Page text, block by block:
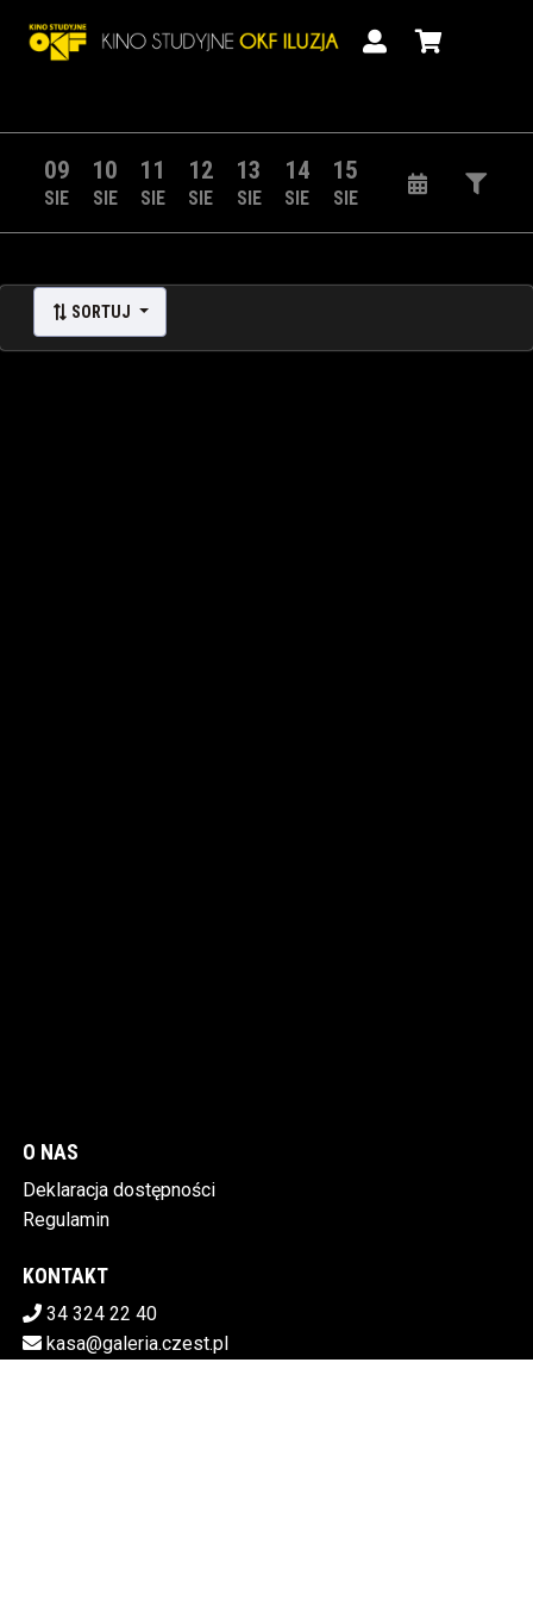
09
SIE
10
SIE
11
SIE
12
SIE
13
SIE
14
SIE
15
SIE
SORTUJ
O NAS
Deklaracja dostępności
Regulamin
KONTAKT
34 324 22 40
kasa@galeria.czest.pl